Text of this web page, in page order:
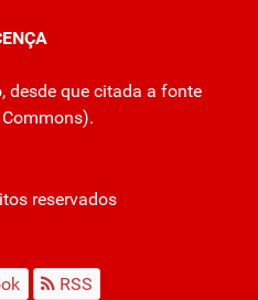
desde que citada a fonte
).
reservados
RSS